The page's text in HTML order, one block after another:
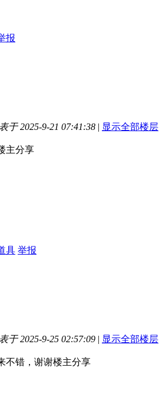
报
于 2025-9-21 07:41:38 | 显示全部楼层
主分享
具 举报
于 2025-9-25 02:57:09 | 显示全部楼层
不错，谢谢楼主分享